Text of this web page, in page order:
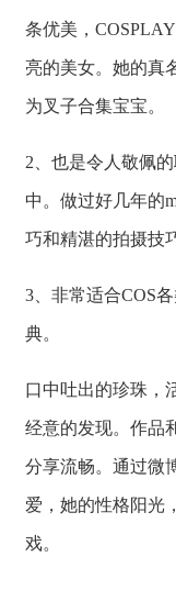
条优美，
亮的美女。她的真
为叉子合集宝宝。
2、也是令人敬佩
中。做过好几年的
巧和精湛的拍摄技
3、非常适合COS
典。
口中吐出的珍珠，
经意的发现。作品
分享流畅。通过微
爱，她的性格阳光
戏。